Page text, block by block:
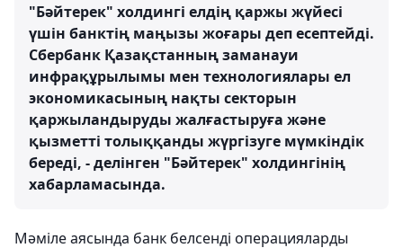
"Бәйтерек" холдингі елдің қаржы жүйесі
үшін банктің маңызы жоғары деп есептейді.
Сбербанк Қазақстанның заманауи
инфрақұрылымы мен технологиялары ел
экономикасының нақты секторын
қаржыландыруды жалғастыруға және
қызметті толыққанды жүргізуге мүмкіндік
береді, - делінген "Бәйтерек" холдингінің
хабарламасында.
Мәміле аясында банк белсенді операцияларды